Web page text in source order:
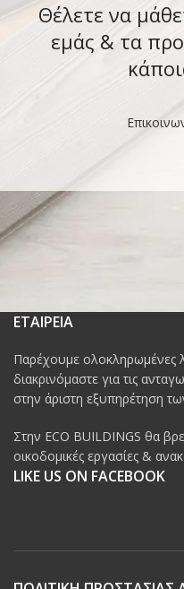
Θέλετε να
εμάς & τα
ΕΤΑΙΡΕΙΑ
Παρέχουμε ολοκληρωμένες
διακρινόμαστε για τις
στην άριστη εξυπηρέτηση
Στην ECO BUILDINGS θα
οικοδομικές εργασίες &
LIKE US ON FACEBOOK